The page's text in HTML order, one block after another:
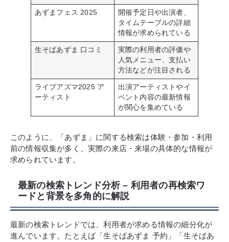
あずまフェス 2025
開催予定日や出演者、
タイムテーブルの詳細
情報が求められている
生そばあずま 口コミ
実際の利用者の評価や
人気メニュー、支払い
方法などが注目される
ライブアズマ2025 ア
ーティスト
出演アーティストやイ
ベント内容の最新情報
が関心を集めている
このように、「あずま」に関する検索は体験・参加・利用
前の情報収集が多く、実際の来店・来場の具体的な情報が
求められています。
最新の検索トレンド分析 – 利用者の再検索ワ
ードと背景を多角的に解説
最新の検索トレンドでは、利用者が求める情報の細分化が
進んでいます。たとえば「生そばあずま 予約」「生そばあ